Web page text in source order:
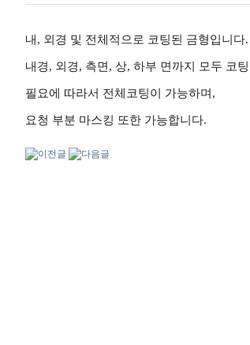
내, 외경 및 전체적으로 코팅된 금형입니다.
내경, 외경, 측면, 상, 하부 면까지 모두 코
필요에 따라서 전체코팅이 가능하며,
요청 부분 마스킹 또한 가능합니다.